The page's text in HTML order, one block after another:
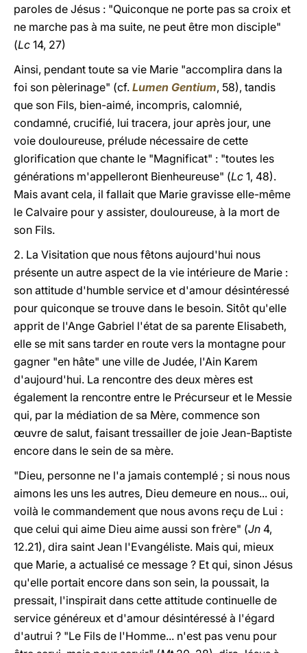
paroles de Jésus : "Quiconque ne porte pas sa croix et
ne marche pas à ma suite, ne peut être mon disciple"
(Lc 14, 27)
Ainsi, pendant toute sa vie Marie "accomplira dans la
foi son pèlerinage" (cf. Lumen Gentium, 58), tandis
que son Fils, bien-aimé, incompris, calomnié,
condamné, crucifié, lui tracera, jour après jour, une
voie douloureuse, prélude nécessaire de cette
glorification que chante le "Magnificat" : "toutes les
générations m'appelleront Bienheureuse" (Lc 1, 48).
Mais avant cela, il fallait que Marie gravisse elle-même
le Calvaire pour y assister, douloureuse, à la mort de
son Fils.
2. La Visitation que nous fêtons aujourd'hui nous
présente un autre aspect de la vie intérieure de Marie :
son attitude d'humble service et d'amour désintéressé
pour quiconque se trouve dans le besoin. Sitôt qu'elle
apprit de l'Ange Gabriel l'état de sa parente Elisabeth,
elle se mit sans tarder en route vers la montagne pour
gagner "en hâte" une ville de Judée, l'Ain Karem
d'aujourd'hui. La rencontre des deux mères est
également la rencontre entre le Précurseur et le Messie
qui, par la médiation de sa Mère, commence son
œuvre de salut, faisant tressailler de joie Jean-Baptiste
encore dans le sein de sa mère.
"Dieu, personne ne l'a jamais contemplé ; si nous nous
aimons les uns les autres, Dieu demeure en nous... oui,
voilà le commandement que nous avons reçu de Lui :
que celui qui aime Dieu aime aussi son frère" (Jn 4,
12.21), dira saint Jean l'Evangéliste. Mais qui, mieux
que Marie, a actualisé ce message ? Et qui, sinon Jésus
qu'elle portait encore dans son sein, la poussait, la
pressait, l'inspirait dans cette attitude continuelle de
service généreux et d'amour désintéressé à l'égard
d'autrui ? "Le Fils de l'Homme... n'est pas venu pour